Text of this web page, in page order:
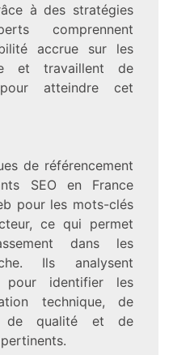
à des stratégies
comprennent
accrue sur les
et travaillent de
atteindre cet
de référencement
SEO en France
pour les mots-clés
ce qui permet
dans les
Ils analysent
pour identifier les
technique, de
de qualité et de